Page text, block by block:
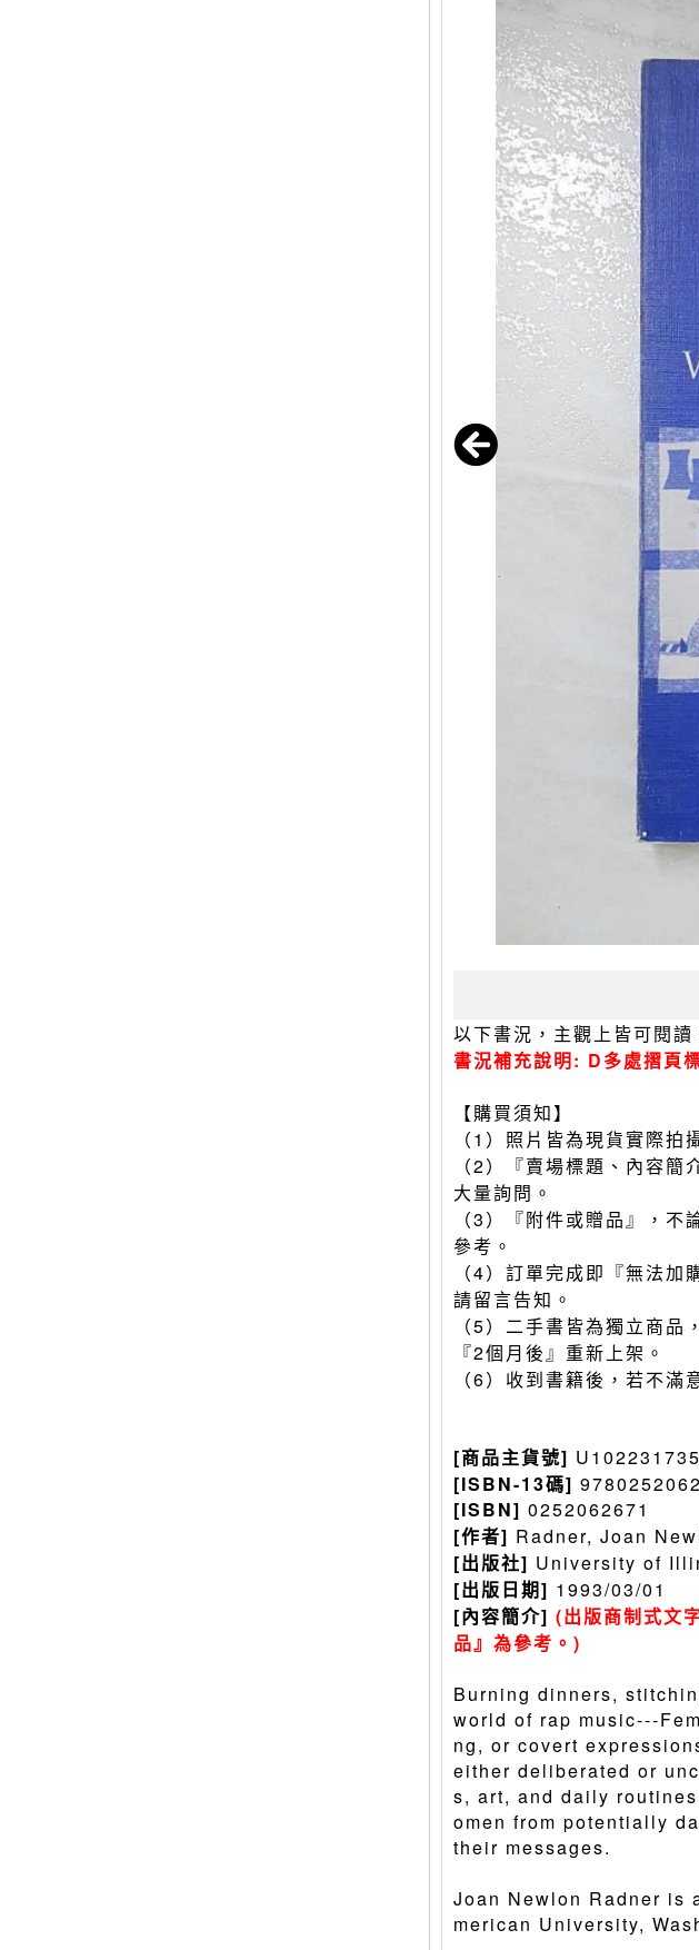
以下書況，主觀上皆可閱
書況補充說明: D多處摺頁
【購買須知】
（1）照片皆為現貨實際拍
（2）『賣場標題、內容
大量詢問。
（3）『附件或贈品』，
參考。
（4）訂單完成即『無法
請留言告知。
（5）二手書皆為獨立商
『2個月後』重新上架。
（6）收到書籍後，若不滿
[商品主貨號] U102231735
[ISBN-13碼]
[ISBN] 0252062671
[作者] Radner, Joan
[出版社] University of
[出版日期] 1993/03/01
[內容簡介] (出版商制式文
品』為參考。)
Burning dinners,
world of rap music---
ng, or covert
either deliberated or
s, art, and daily
omen from potentially
their messages.
Joan Newlon Radner
merican University,